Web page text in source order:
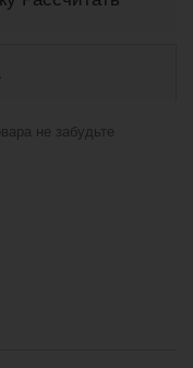
не забудьте